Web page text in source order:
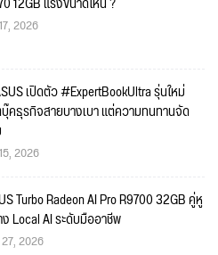
2026
เปิดตัว #ExpertBookUltra รุ่นใหม่
คธุรกิจสายบางเบา แต่ความทนทานจัด
2026
Turbo Radeon AI Pro R9700 32GB คู่หู
Local AI ระดับมืออาชีพ
2026